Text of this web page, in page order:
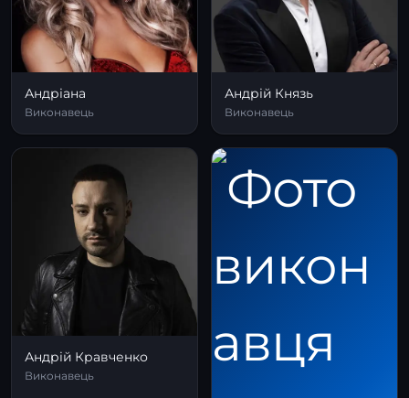
Андріана
Виконавець
Андрій Князь
Виконавець
Андрій Кравченко
Виконавець